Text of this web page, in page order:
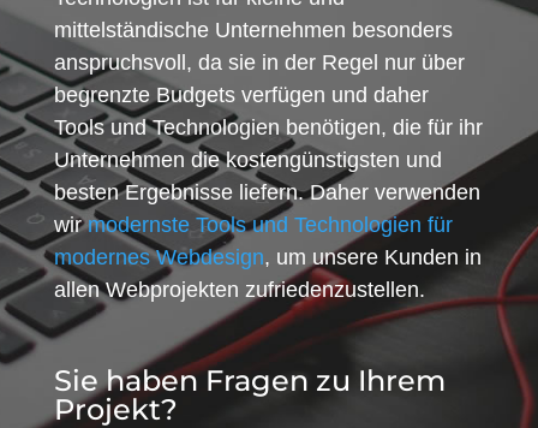
mittelständische Unternehmen besonders
anspruchsvoll, da sie in der Regel nur über
begrenzte Budgets verfügen und daher
Tools und Technologien benötigen, die für ihr
Unternehmen die kostengünstigsten und
besten Ergebnisse liefern. Daher verwenden
wirmodernste Tools und Technologien für
modernes Webdesign, um unsere Kunden in
allen Webprojekten zufriedenzustellen.
Sie haben Fragen zu Ihrem
Projekt?